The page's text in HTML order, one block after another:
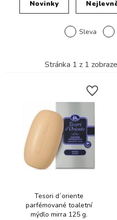
Novinky
Sleva
Stránka 1 z 1
Tesori d´oriente
parfémované toaletní
mýdlo mirra 125 g.